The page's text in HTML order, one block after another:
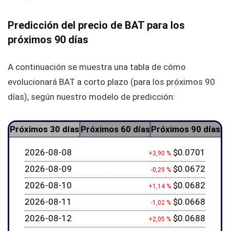
Predicción del precio de BAT para los
próximos 90 días
A continuación se muestra una tabla de cómo
evolucionará BAT a corto plazo (para los próximos 90
días), según nuestro modelo de predicción:
Próximos 30 días Próximos 60 díasPróximos 90 días
2026-08-08 +3,90 % $0.0701
2026-08-09
-0,29 % $0.0672
2026-08-10
+1,14 % $0.0682
2026-08-11
-1,02 % $0.0668
2026-08-12
+2,05 % $0.0688